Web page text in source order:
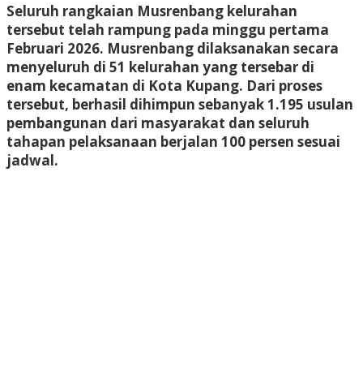
Seluruh rangkaian Musrenbang kelurahan
tersebut telah rampung pada minggu pertama
Februari 2026. Musrenbang dilaksanakan secara
menyeluruh di 51 kelurahan yang tersebar di
enam kecamatan di Kota Kupang. Dari proses
tersebut, berhasil dihimpun sebanyak 1.195 usulan
pembangunan dari masyarakat dan seluruh
tahapan pelaksanaan berjalan 100 persen sesuai
jadwal.